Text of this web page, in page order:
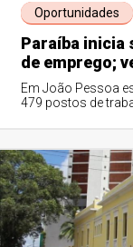
Oportunidades
Paraíba inicia
de emprego;
Em João Pessoa
479 postos de